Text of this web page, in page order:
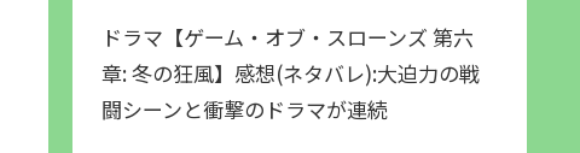
ドラマ【ゲーム・オブ・スローンズ 第六
章: 冬の狂風】感想(ネタバレ):大迫力の戦
闘シーンと衝撃のドラマが連続